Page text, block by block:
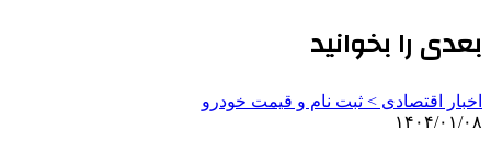
بعدی را بخوانید
اخبار اقتصادی > ثبت نام و قیمت خودرو
۱۴۰۴/۰۱/۰۸